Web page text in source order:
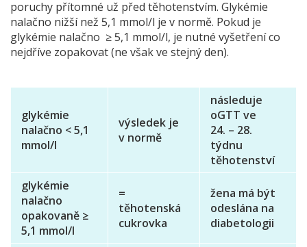
poruchy přítomné už před těhotenstvím. Glykémie
nalačno nižší než 5,1 mmol/l je v normě. Pokud je
glykémie nalačno ≥ 5,1 mmol/l, je nutné vyšetření co
nejdříve zopakovat (ne však ve stejný den).
glykémie
nalačno < 5,1
mmol/l
výsledek je
v normě
následuje
oGTT ve
24. – 28.
týdnu
těhotenství
glykémie
nalačno
opakovaně ≥
5,1 mmol/l
=
těhotenská
cukrovka
žena má být
odeslána na
diabetologii